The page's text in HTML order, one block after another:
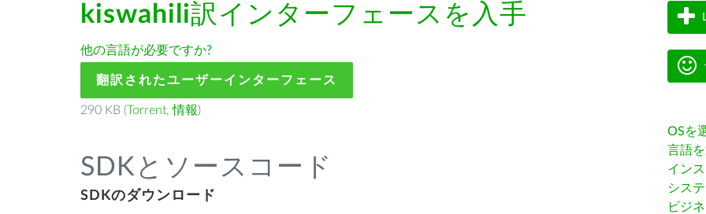
kiswahili訳インターフェースを入手
他の言語が必要ですか?
翻訳されたユーザーインターフェース
290 KB (Torrent,情報)
SDKとソースコード
SDKのダウンロード
OSを
言語
イン
シス
ビジ